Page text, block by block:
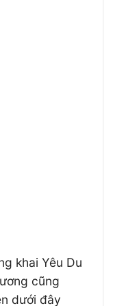
khai Yêu Du
cũng
dưới đây